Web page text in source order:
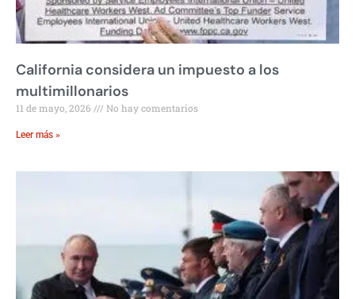
California considera un impuesto a los
multimillonarios
11 de mayo, 2026 No hay comentarios
Leer más »